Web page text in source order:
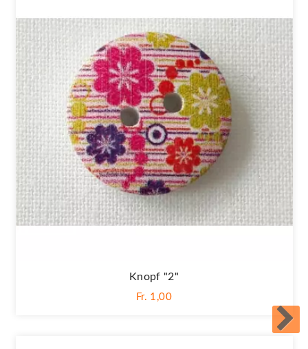
Knopf "2"
Fr. 1,00